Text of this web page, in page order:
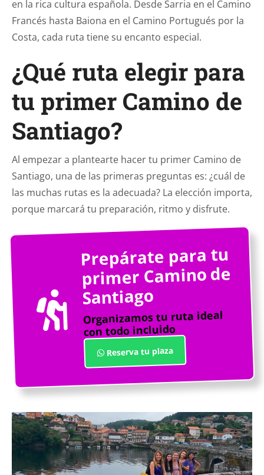
en la rica cultura española. Desde Sarria en el Camino
Francés hasta Baiona en el Camino Portugués por la
Costa, cada ruta tiene su encanto especial.
¿Qué ruta elegir para
tu primer Camino de
Santiago?
Al empezar a plantearte hacer tu primer Camino de
Santiago, una de las primeras preguntas es: ¿cuál de
las muchas rutas es la adecuada? La elección importa,
porque marcará tu preparación, ritmo y disfrute.
Prepárate para tu
primer Camino de
Santiago
Organizamos tu ruta ideal
con todo incluido
Reserva tu plaza